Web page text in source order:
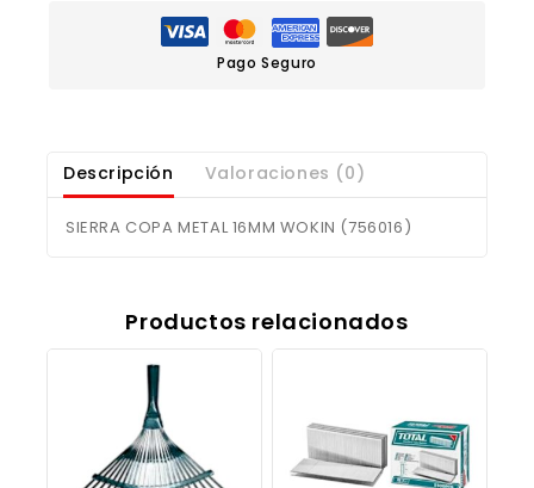
Pago Seguro
Descripción Valoraciones (0)
SIERRA COPA METAL 16MM WOKIN (756016)
Productos relacionados